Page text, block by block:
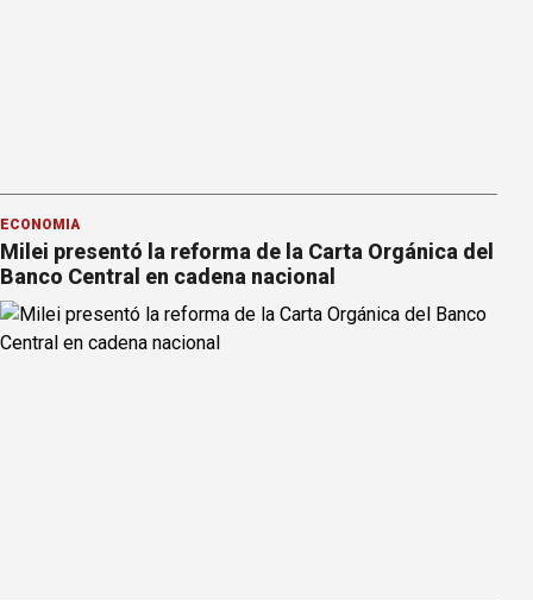
ECONOMÍA
Milei presentó la reforma de la Carta Orgánica del
Banco Central en cadena nacional